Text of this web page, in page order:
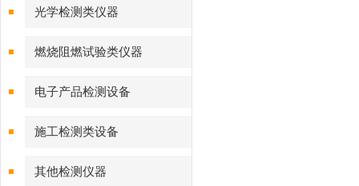
光学检测类仪器
燃烧阻燃试验类仪器
电子产品检测设备
施工检测类设备
其他检测仪器